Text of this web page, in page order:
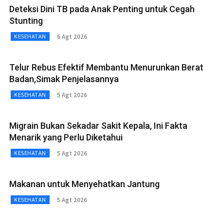
Deteksi Dini TB pada Anak Penting untuk Cegah
Stunting
KESEHATAN 6 Agt 2026
Telur Rebus Efektif Membantu Menurunkan Berat
Badan,Simak Penjelasannya
KESEHATAN 5 Agt 2026
Migrain Bukan Sekadar Sakit Kepala, Ini Fakta
Menarik yang Perlu Diketahui
KESEHATAN 5 Agt 2026
Makanan untuk Menyehatkan Jantung
KESEHATAN 5 Agt 2026